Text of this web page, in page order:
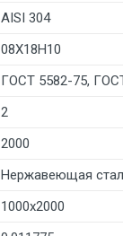
AISI 304
08Х18Н10
ГОСТ 5582-75,
2
2000
Нержавеющая
1000х2000